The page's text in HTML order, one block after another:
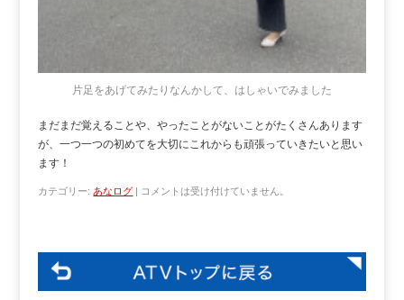
片足をあげてみたりなんかして、はしゃいでみました
まだまだ覚えることや、やったことがないことがたくさんあります
が、一つ一つの初めてを大切にこれからも頑張っていきたいと思い
ます！
カテゴリー: あなログ | コメントは受け付けていません。